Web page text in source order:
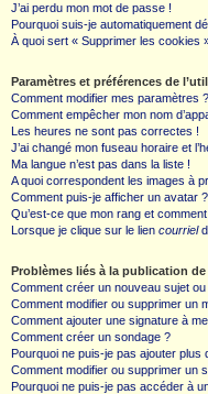
J’ai perdu mon mot de passe !
Pourquoi suis-je automatiquement
À quoi sert « Supprimer les cookies
Paramètres et préférences de
Comment modifier mes paramètres ?
Comment empêcher mon nom
Les heures ne sont pas correctes !
J’ai changé mon fuseau horaire et
Ma langue n’est pas dans la liste !
A quoi correspondent les images à
Comment puis-je afficher un avatar ?
Qu’est-ce que mon rang et
Lorsque je clique sur le lien courriel
Problèmes liés à la publication de
Comment créer un nouveau sujet
Comment modifier ou supprimer un
Comment ajouter une signature à
Comment créer un sondage ?
Pourquoi ne puis-je pas ajouter plus
Comment modifier ou supprimer un
Pourquoi ne puis-je pas accéder à